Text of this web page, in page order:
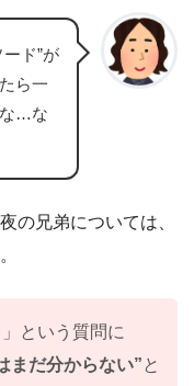
ド”が
ら一
な…な
の兄弟については、
という質問に
まだ分からない”と